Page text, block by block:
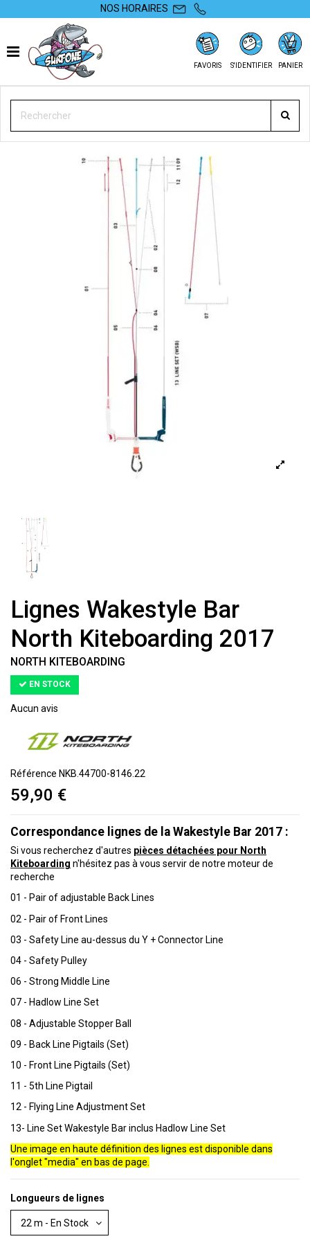
NOS HORAIRES
FAVORIS S'IDENTIFIER PANIER
LIGNES WAKESTYLE BAR NORTH KITEBOARDING 2017
Lignes Wakestyle Bar
North Kiteboarding 2017
NORTH KITEBOARDING
EN STOCK
Aucun avis
Référence NKB.44700-8146.22
59,90 €
Correspondance lignes de la Wakestyle Bar 2017 :
Si vous recherchez d'autres pièces détachées pour North
Kiteboarding n'hésitez pas à vous servir de notre moteur de
recherche
01 - Pair of adjustable Back Lines
02 - Pair of Front Lines
03 - Safety Line au-dessus du Y + Connector Line
04 - Safety Pulley
06 - Strong Middle Line
07 - Hadlow Line Set
08 - Adjustable Stopper Ball
09 - Back Line Pigtails (Set)
10 - Front Line Pigtails (Set)
11 - 5th Line Pigtail
12 - Flying Line Adjustment Set
13- Line Set Wakestyle Bar inclus Hadlow Line Set
Une image en haute définition des lignes est disponible dans
l'onglet "media" en bas de page.
Longueurs de lignes